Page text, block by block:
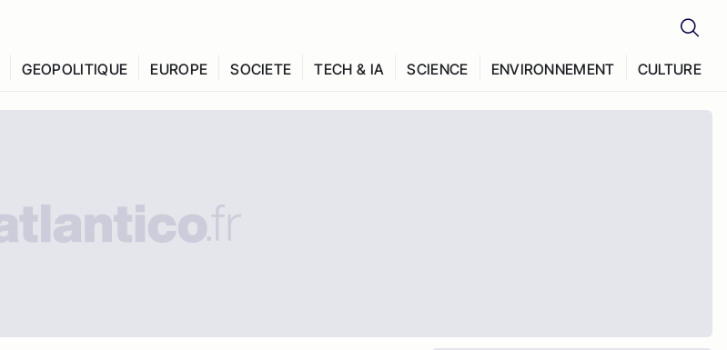
GEOPOLITIQUE EUROPE SOCIETE TECH & IA SCIENCE ENVIRONNEMENT CULTURE